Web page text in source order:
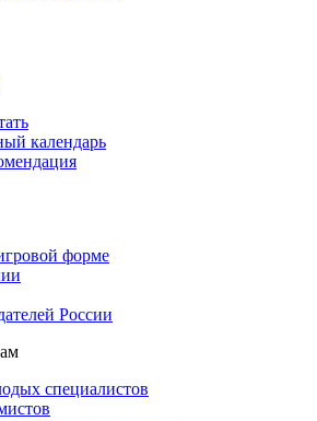
календарь
форме
России
специалистов